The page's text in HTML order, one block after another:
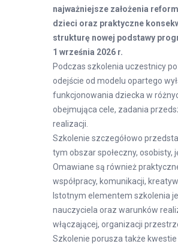
najważniejsze założenia
dzieci oraz praktyczne
strukturę nowej podstawy
1 września 2026 r.
Podczas szkolenia uczestnicy
odejście od modelu opartego
funkcjonowania dziecka w
obejmująca cele, zadania
realizacji.
Szkolenie szczegółowo
tym obszar społeczny,
Omawiane są również
współpracy, komunikacji,
Istotnym elementem szkolenia
nauczyciela oraz warunków
włączającej, organizacji
Szkolenie porusza także